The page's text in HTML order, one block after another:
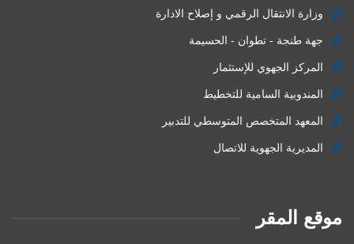
وزارة الانتقال الرقمي و إصلاح الادارة
جهة طنجة - تطوان - الحسيمة
المركز الجهوي للإستثمار
المندوبية السامية للتخطيط
المعهد المتخصص المتوسطي للتدبير
المديرية الجهوية للاتصال
موقع المقر